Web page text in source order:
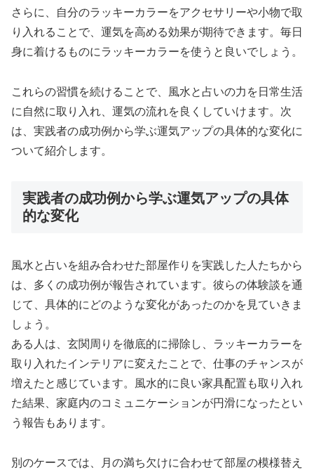
さらに、自分のラッキーカラーをアクセサリーや小物で取
り入れることで、運気を高める効果が期待できます。毎日
身に着けるものにラッキーカラーを使うと良いでしょう。
これらの習慣を続けることで、風水と占いの力を日常生活
に自然に取り入れ、運気の流れを良くしていけます。次
は、実践者の成功例から学ぶ運気アップの具体的な変化に
ついて紹介します。
実践者の成功例から学ぶ運気アップの具体
的な変化
風水と占いを組み合わせた部屋作りを実践した人たちから
は、多くの成功例が報告されています。彼らの体験談を通
じて、具体的にどのような変化があったのかを見ていきま
しょう。
ある人は、玄関周りを徹底的に掃除し、ラッキーカラーを
取り入れたインテリアに変えたことで、仕事のチャンスが
増えたと感じています。風水的に良い家具配置も取り入れ
た結果、家庭内のコミュニケーションが円滑になったとい
う報告もあります。
別のケースでは、月の満ち欠けに合わせて部屋の模様替え